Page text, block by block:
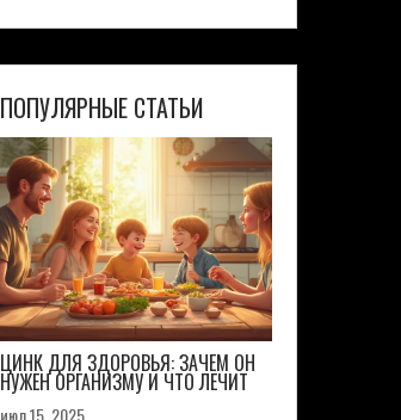
ПОПУЛЯРНЫЕ СТАТЬИ
ЦИНК ДЛЯ ЗДОРОВЬЯ: ЗАЧЕМ ОН
НУЖЕН ОРГАНИЗМУ И ЧТО ЛЕЧИТ
июл 15, 2025